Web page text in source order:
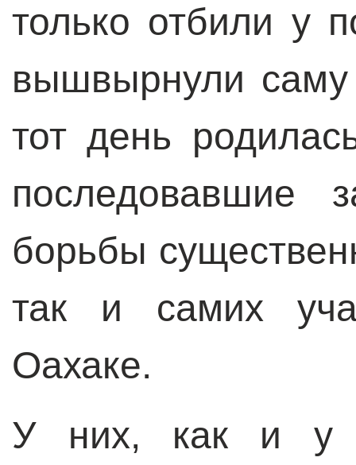
только отбили у
вышвырнули
тот день
последовавшие
борьбы
так и самих
Оахаке.
У них, как и у